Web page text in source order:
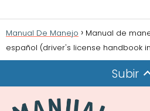
Manual De Manejo
Manual de
español (driver's license handbook
Subir